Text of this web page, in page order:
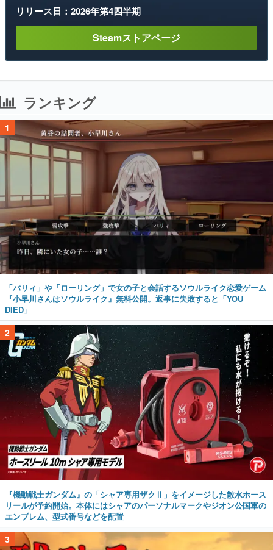
リリース日：2026年第4四半期
Steamストアページ
ランキング
1
「パリィ」や「ローリング」で女の子と会話するソウルライク恋愛ゲーム
『小早川さんはソウルライク』無料公開。返事に失敗すると「YOU
DIED」
2
『機動戦士ガンダム』の「シャア専用ザクⅡ」をイメージした散水ホース
リールが予約開始。本体にはシャアのパーソナルマークやジオン公国軍の
エンブレム、型式番号などを配置
3